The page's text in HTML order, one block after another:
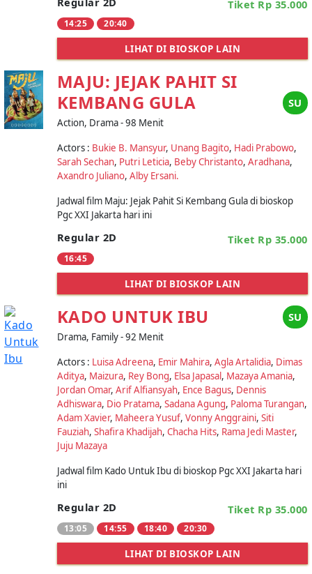
Tiket Rp 35.000
14:25 20:40
LIHAT DI BIOSKOP LAIN
MAJU: JEJAK PAHIT SI
KEMBANG GULA
SU
Action, Drama - 98 Menit
Actors : Bukie B. Mansyur, Unang Bagito, Hadi Prabowo,
Sarah Sechan, Putri Leticia, Beby Christanto, Aradhana,
Axandro Juliano, Alby Ersani.
Jadwal film Maju: Jejak Pahit Si Kembang Gula di bioskop
Pgc XXI Jakarta hari ini
Regular 2D Tiket Rp 35.000
16:45
LIHAT DI BIOSKOP LAIN
KADO UNTUK IBU SU
Drama, Family - 92 Menit
Actors : Luisa Adreena, Emir Mahira, Agla Artalidia, Dimas
Aditya, Maizura, Rey Bong, Elsa Japasal, Mazaya Amania,
Jordan Omar, Arif Alfiansyah, Ence Bagus, Dennis
Adhiswara, Dio Pratama, Sadana Agung, Paloma Turangan,
Adam Xavier, Maheera Yusuf, Vonny Anggraini, Siti
Fauziah, Shafira Khadijah, Chacha Hits, Rama Jedi Master,
Juju Mazaya
Jadwal film Kado Untuk Ibu di bioskop Pgc XXI Jakarta hari
ini
Regular 2D Tiket Rp 35.000
13:05 14:55 18:40 20:30
LIHAT DI BIOSKOP LAIN